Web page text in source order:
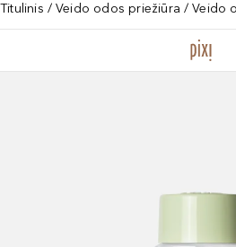
Titulinis Veido odos priežiūra Veido